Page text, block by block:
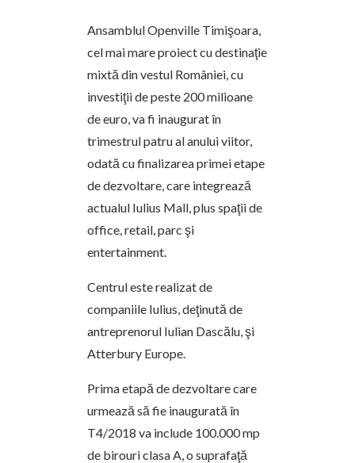
Ansamblul Openville Timişoara,
cel mai mare proiect cu destinaţie
mixtă din vestul României, cu
investiţii de peste 200 milioane
de euro, va fi inaugurat în
trimestrul patru al anului viitor,
odată cu finalizarea primei etape
de dezvoltare, care integrează
actualul Iulius Mall, plus spaţii de
office, retail, parc şi
entertainment.
Centrul este realizat de
companiile Iulius, deţinută de
antreprenorul Iulian Dascălu, şi
Atterbury Europe.
Prima etapă de dezvoltare care
urmează să fie inaugurată în
T4/2018 va include 100.000 mp
de birouri clasa A, o suprafaţă